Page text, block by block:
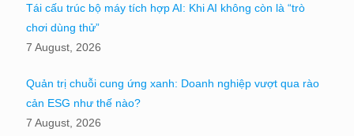
Tái cấu trúc bộ máy tích hợp AI: Khi AI không còn là “trò
chơi dùng thử”
7 August, 2026
Quản trị chuỗi cung ứng xanh: Doanh nghiệp vượt qua rào
cản ESG như thế nào?
7 August, 2026